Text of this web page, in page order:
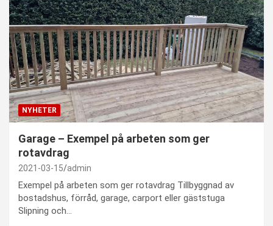
NYHETER
Garage – Exempel på arbeten som ger
rotavdrag
2021-03-15 admin
Exempel på arbeten som ger rotavdrag Tillbyggnad av
bostadshus, förråd, garage, carport eller gäststuga
Slipning och…